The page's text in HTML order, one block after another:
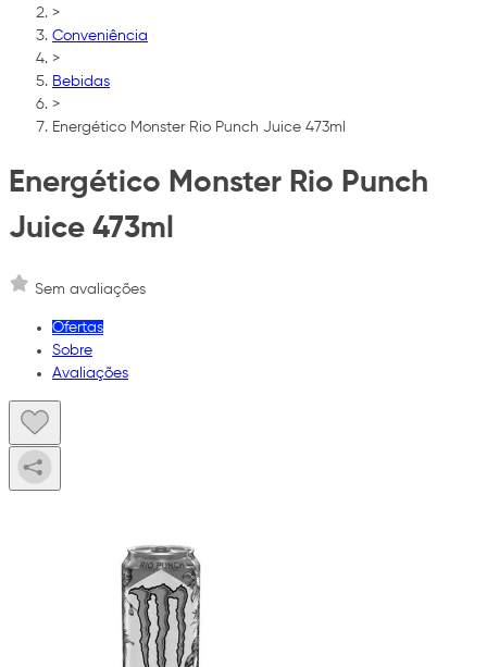
>
Conveniência
>
Bebidas
>
Energético Monster Rio Punch Juice 473ml
Energético Monster Rio Punch
Juice 473ml
Sem avaliações
Ofertas
Sobre
Avaliações